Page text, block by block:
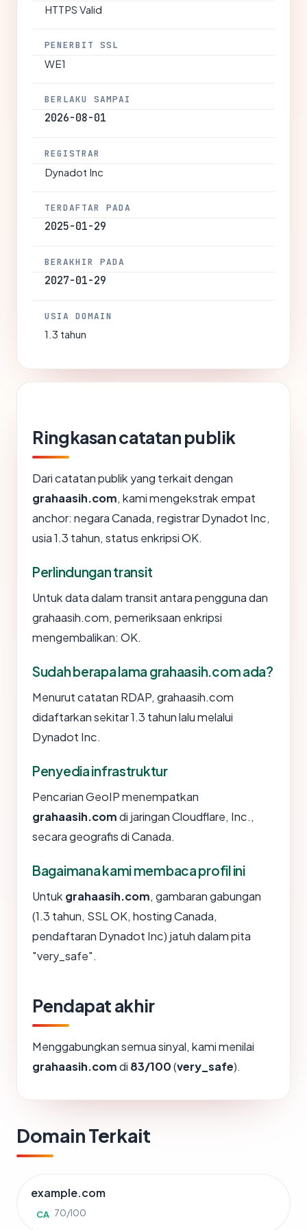
HTTPS Valid
PENERBIT SSL
WE1
BERLAKU SAMPAI
2026-08-01
REGISTRAR
Dynadot Inc
TERDAFTAR PADA
2025-01-29
BERAKHIR PADA
2027-01-29
USIA DOMAIN
1.3 tahun
Ringkasan catatan publik
Dari catatan publik yang terkait dengan
grahaasih.com, kami mengekstrak empat
anchor: negara Canada, registrar Dynadot Inc,
usia 1.3 tahun, status enkripsi OK.
Perlindungan transit
Untuk data dalam transit antara pengguna dan
grahaasih.com, pemeriksaan enkripsi
mengembalikan: OK.
Sudah berapa lama grahaasih.com ada?
Menurut catatan RDAP, grahaasih.com
didaftarkan sekitar 1.3 tahun lalu melalui
Dynadot Inc.
Penyedia infrastruktur
Pencarian GeoIP menempatkan
grahaasih.comdi jaringan Cloudflare, Inc.,
secara geografis di Canada.
Bagaimana kami membaca profil ini
Untuk grahaasih.com, gambaran gabungan
(1.3 tahun, SSL OK, hosting Canada,
pendaftaran Dynadot Inc) jatuh dalam pita
"very_safe".
Pendapat akhir
Menggabungkan semua sinyal, kami menilai
grahaasih.comdi 83/100(very_safe).
Domain Terkait
example.com
CA 70/100